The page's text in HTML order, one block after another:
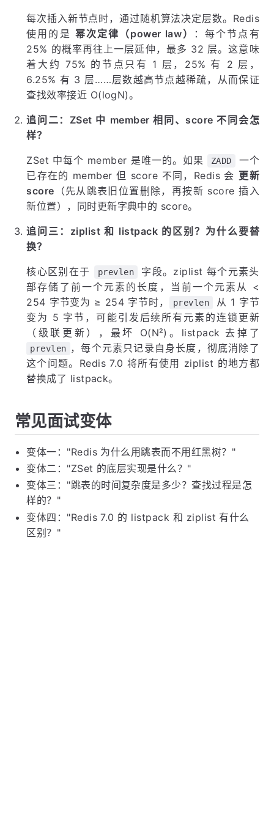
每次插入新节点时，通过随机算法决定层数。Redis
使用的是 幂次定律（power law）
：每个节点有
25% 的概率再往上一层延伸，最多 32 层。这意味
着大约 75% 的节点只有 1 层，25% 有 2 层，
6.25% 有 3 层……层数越高节点越稀疏，从而保证
查找效率接近 O(logN)。
追问二：ZSet 中 member 相同、score 不同会怎
样？
ZSet 中每个 member 是唯一的。如果 ZADD
一个
已存在的 member 但 score 不同，Redis 会 更新
score （先从跳表旧位置删除，再按新 score 插入
新位置），同时更新字典中的 score。
追问三：ziplist 和 listpack 的区别？为什么要替
换？
核心区别在于 prevlen
字段。ziplist 每个元素头
部存储了前一个元素的长度，当前一个元素从 <
254 字节变为 ≥ 254 字节时，
prevlen
从 1 字节
变为 5 字节，可能引发后续所有元素的连锁更新
（级联更新），最坏 O(N²)。listpack 去掉了
prevlen ，每个元素只记录自身长度，彻底消除了
这个问题。Redis 7.0 将所有使用 ziplist 的地方都
替换成了 listpack。
常见面试变体
变体一："Redis 为什么用跳表而不用红黑树？"
变体二："ZSet 的底层实现是什么？"
变体三："跳表的时间复杂度是多少？查找过程是怎
样的？"
变体四："Redis 7.0 的 listpack 和 ziplist 有什么
区别？"